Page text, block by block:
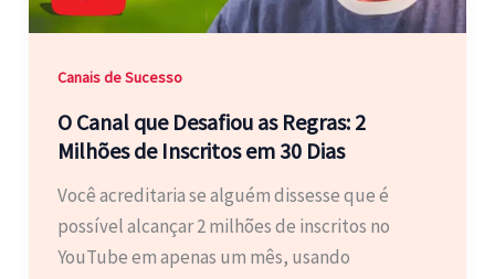
Canais de Sucesso
O Canal que Desafiou as Regras: 2
Milhões de Inscritos em 30 Dias
Você acreditaria se alguém dissesse que é
possível alcançar 2 milhões de inscritos no
YouTube em apenas um mês, usando